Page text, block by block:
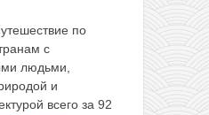
по
с
людьми,
и
всего за 92